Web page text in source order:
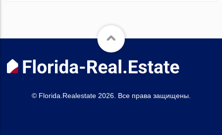
© Florida.Realestate 2026. Все права защищены.